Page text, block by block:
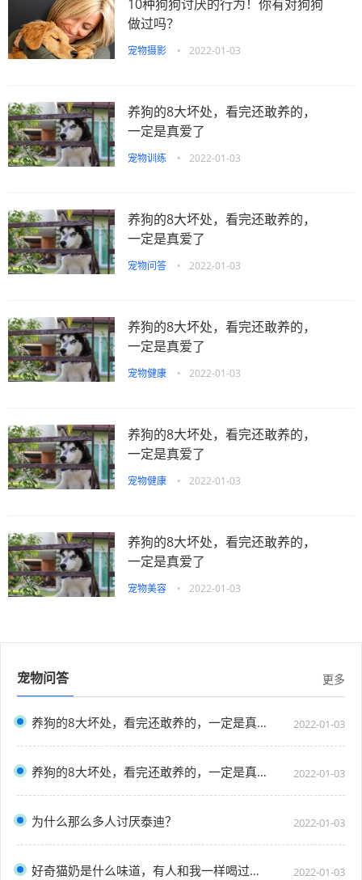
10种狗狗讨厌的行为！你有对狗狗
做过吗？
宠物摄影 • 2022-01-03
养狗的8大坏处，看完还敢养的，
一定是真爱了
宠物训练 • 2022-01-03
养狗的8大坏处，看完还敢养的，
一定是真爱了
宠物问答 • 2022-01-03
养狗的8大坏处，看完还敢养的，
一定是真爱了
宠物健康 • 2022-01-03
养狗的8大坏处，看完还敢养的，
一定是真爱了
宠物健康 • 2022-01-03
养狗的8大坏处，看完还敢养的，
一定是真爱了
宠物美容 • 2022-01-03
宠物问答 更多
养狗的8大坏处，看完还敢养的，一定是真爱了 2022-01-03
养狗的8大坏处，看完还敢养的，一定是真爱了 2022-01-03
为什么那么多人讨厌泰迪？ 2022-01-03
好奇猫奶是什么味道，有人和我一样喝过猫奶吗？” 2022-01-03